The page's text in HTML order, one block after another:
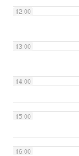
12:00
13:00
14:00
15:00
16:00